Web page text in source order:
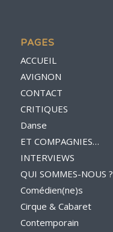
PAGES
ACCUEIL
AVIGNON
CONTACT
CRITIQUES
Danse
ET COMPAGNIES…
INTERVIEWS
QUI SOMMES-NOUS ?
Comédien(ne)s
Cirque & Cabaret
Contemporain